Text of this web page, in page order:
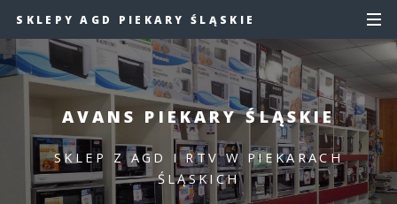
SKLEPY AGD PIEKARY ŚLĄSKIE
AVANS PIEKARY ŚLĄSKIE
SKLEP Z AGD I RTV W PIEKARACH
ŚLĄSKICH